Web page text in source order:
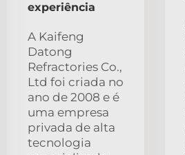
experiência
A Kaifeng
Datong
Refractories Co.,
Ltd foi criada no
ano de 2008 e é
uma empresa
privada de alta
tecnologia